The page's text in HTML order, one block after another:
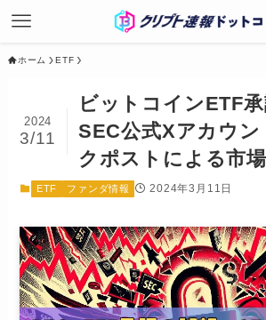
ホーム ETF
ビットコインETF承
SEC公式Xアカウン
クポストによる市
2024
3/11
ETF ファンダ情報 2024年3月11日